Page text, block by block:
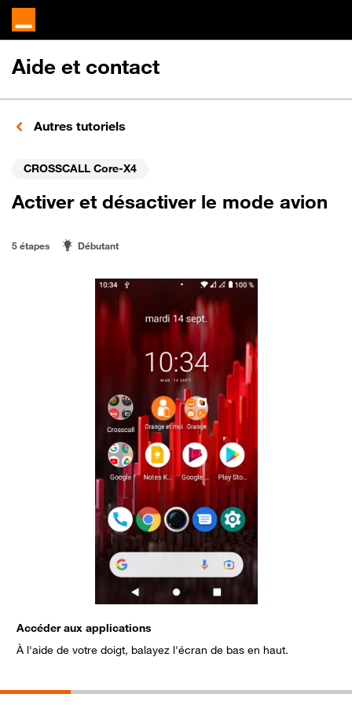
Aide et contact
Autres tutoriels
CROSSCALL Core-X4
Activer et désactiver le mode avion
5 étapes Débutant
Accéder aux applications
À l'aide de votre doigt, balayez l'écran de bas en haut.